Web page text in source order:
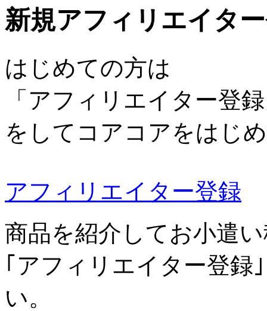
新規アフィリエイタ
はじめての方は
「アフィリエイター登
をしてコアコアをはじ
アフィリエイター登録
商品を紹介してお小遣
｢アフィリエイター登録
い。